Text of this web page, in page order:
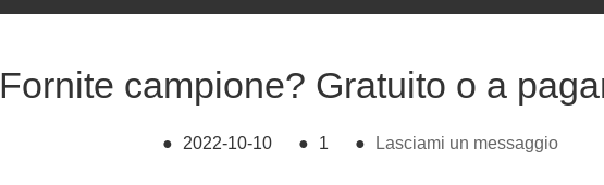
Fornite campione? Gratuito o a
● 2022-10-10 ● 1 ● Lasciami un messaggio